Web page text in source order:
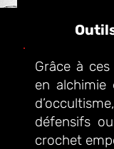
Grâce à
en
défensifs
crochet